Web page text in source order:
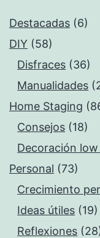
Destacadas (6)
DIY (58)
Disfraces (36)
Manualidades
Home Staging
Consejos (18)
Decoración
Personal (73)
Crecimiento
Ideas útiles (19)
Reflexiones